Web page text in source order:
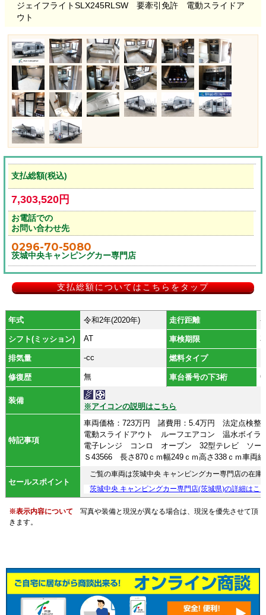
ジェイフライトSLX245RLSW 要牽引免許 電動スライドア
ウト
支払総額(税込)
7,303,520円
お電話での
お問い合わせ先
0296-70-5080
茨城中央キャンピングカー専門店
支払総額についてはこちらをタップ
年式 令和2年(2020年) 走行距離 -
シフト(ミッション) AT 車検期限
排気量 -cc 燃料タイプ
修復歴 無 車台番号の下3桁
装備
※アイコンの説明はこちら
特記事項
車両価格：723万円 諸費用：5.4万円 法定点検
電動スライドアウト ルーフエアコン 温水ボ
電子レンジ コンロ オーブン 32型テレビ ソー
Ｓ43566 長さ870ｃｍ幅249ｃｍ高さ338ｃｍ車
セールスポイント
ご覧の車両は茨城中央 キャンピングカー専門店の在庫
茨城中央 キャンピングカー専門店(茨城県)の詳細はこ
※表示内容について
写真や装備と現況が異なる場合は、現況を優先させて頂
きます。